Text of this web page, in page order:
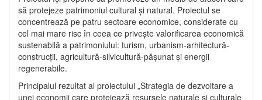
să protejeze patrimoniul cultural și natural. Proiectul se
concentrează pe patru sectoare economice, considerate cu
cel mai mare risc în ceea ce privește valorificarea economică
sustenabilă a patrimoniului: turism, urbanism-arhitectură-
construcții, agricultură-silvicultură-pășunat și energii
regenerabile.
Principalul rezultat al proiectului „Strategia de dezvoltare a
unei economii care protejează resursele naturale și culturale